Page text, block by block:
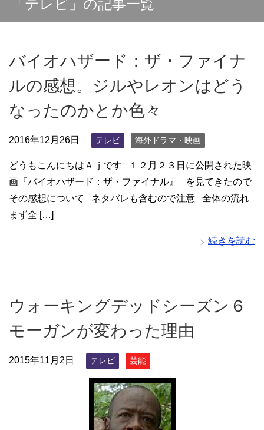
「テレビ」の記事一覧
バイオハザード：ザ・ファイナ
ルの感想。ジルやレオンはどう
なったのかとか色々
2016年12月26日 テレビ 海外ドラマ・映画
どうもこんにちはＡｊです １２月２３日に公開された映
画『バイオハザード：ザ・ファイナル』 を見てきたので
その感想について ネタバレも含むので注意 全体の流れ
まず全 […]
続きを読む
ウォーキングデッドシーズン６
モーガンが変わった理由
2015年11月2日 テレビ 芸能